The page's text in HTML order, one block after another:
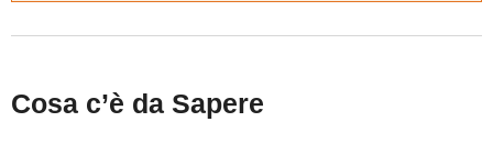
Cosa c’è da Sapere